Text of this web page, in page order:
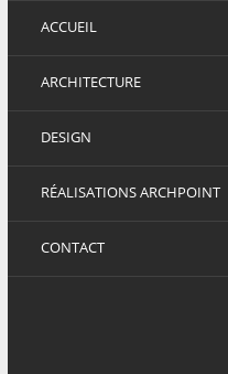
ACCUEIL
ARCHITECTURE
DESIGN
RÉALISATIONS ARCHPOINT
CONTACT